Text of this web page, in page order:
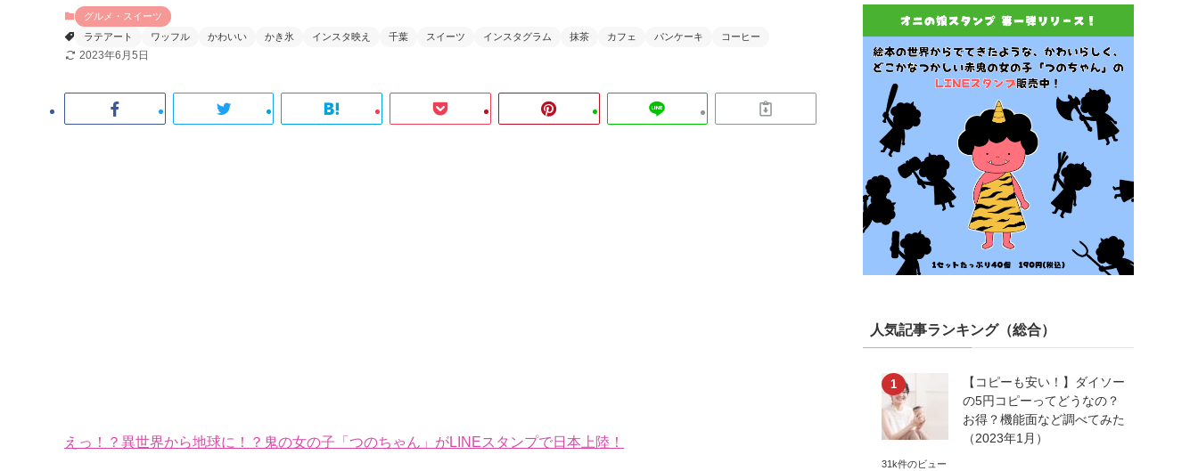
グルメ・スイーツ
ラテアート
ワッフル かわいい かき氷 インスタ映え 千葉 スイーツ インスタグラム 抹茶 カフェ パンケーキ コーヒー
2023年6月5日
えっ！？異世界から地球に！？鬼の女の子「つのちゃん」がLINEスタンプで日本上陸！
人気記事ランキング（総合）
【コピーも安い！】ダイソー
の5円コピーってどうなの？
お得？機能面など調べてみた
（2023年1月）
31k件のビュー